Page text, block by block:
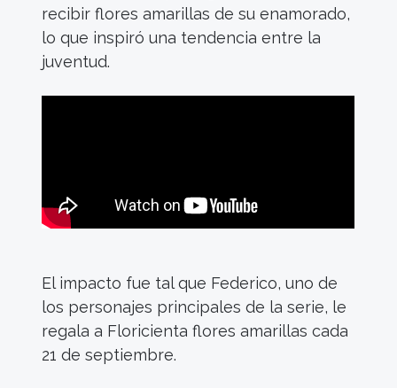
recibir flores amarillas de su enamorado,
lo que inspiró una tendencia entre la
juventud.
El impacto fue tal que Federico, uno de
los personajes principales de la serie, le
regala a Floricienta flores amarillas cada
21 de septiembre.